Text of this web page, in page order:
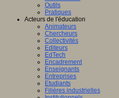
Outils
Pratiques
Acteurs de l'éducation
Animateurs
Chercheurs
Collectivités
Editeurs
EdTech
Encadrement
Enseignants
Entreprises
Etudiants
Filières industrielles